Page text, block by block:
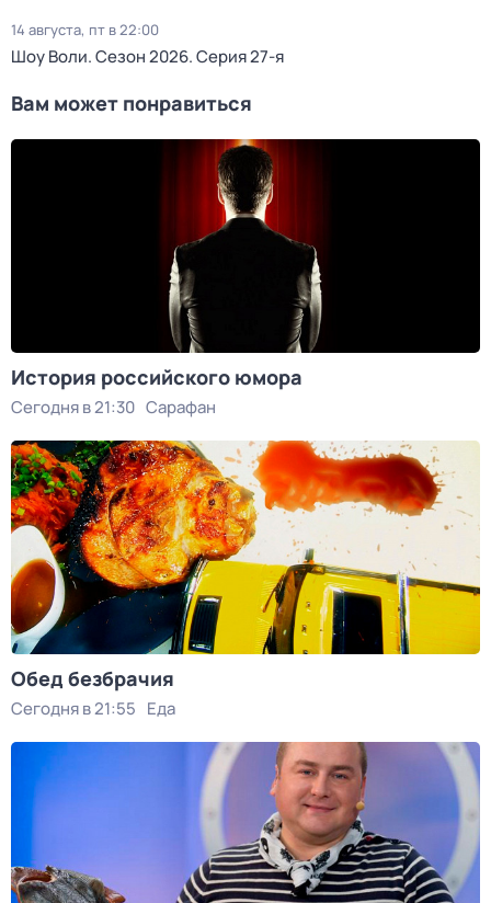
14 августа, пт в 22:00
Шоу Воли. Сезон 2026. Серия 27-я
Вам может понравиться
История российского юмора
Сегодня в 21:30 Сарафан
Обед безбрачия
Сегодня в 21:55 Еда